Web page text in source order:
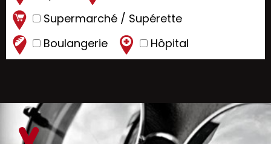
Supermarché / Supérette
Boulangerie
Hôpital